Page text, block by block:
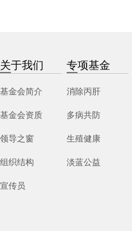
关于我们
基金会简介
基金会资质
领导之窗
组织结构
宣传员
专项基金
消除丙肝
多病共防
生殖健康
淡蓝公益